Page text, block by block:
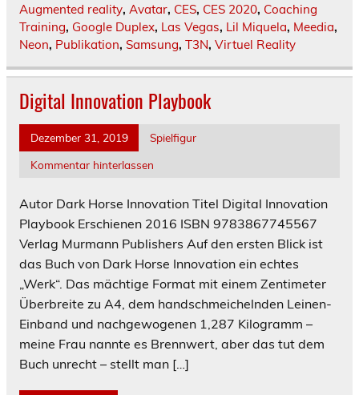
Augmented reality, Avatar, CES, CES 2020, Coaching
Training, Google Duplex, Las Vegas, Lil Miquela, Meedia,
Neon, Publikation, Samsung, T3N, Virtuel Reality
Digital Innovation Playbook
Dezember 31, 2019
Spielfigur
Kommentar hinterlassen
Autor Dark Horse Innovation Titel Digital Innovation
Playbook Erschienen 2016 ISBN 9783867745567
Verlag Murmann Publishers Auf den ersten Blick ist
das Buch von Dark Horse Innovation ein echtes
„Werk“. Das mächtige Format mit einem Zentimeter
Überbreite zu A4, dem handschmeichelnden Leinen-
Einband und nachgewogenen 1,287 Kilogramm –
meine Frau nannte es Brennwert, aber das tut dem
Buch unrecht – stellt man […]